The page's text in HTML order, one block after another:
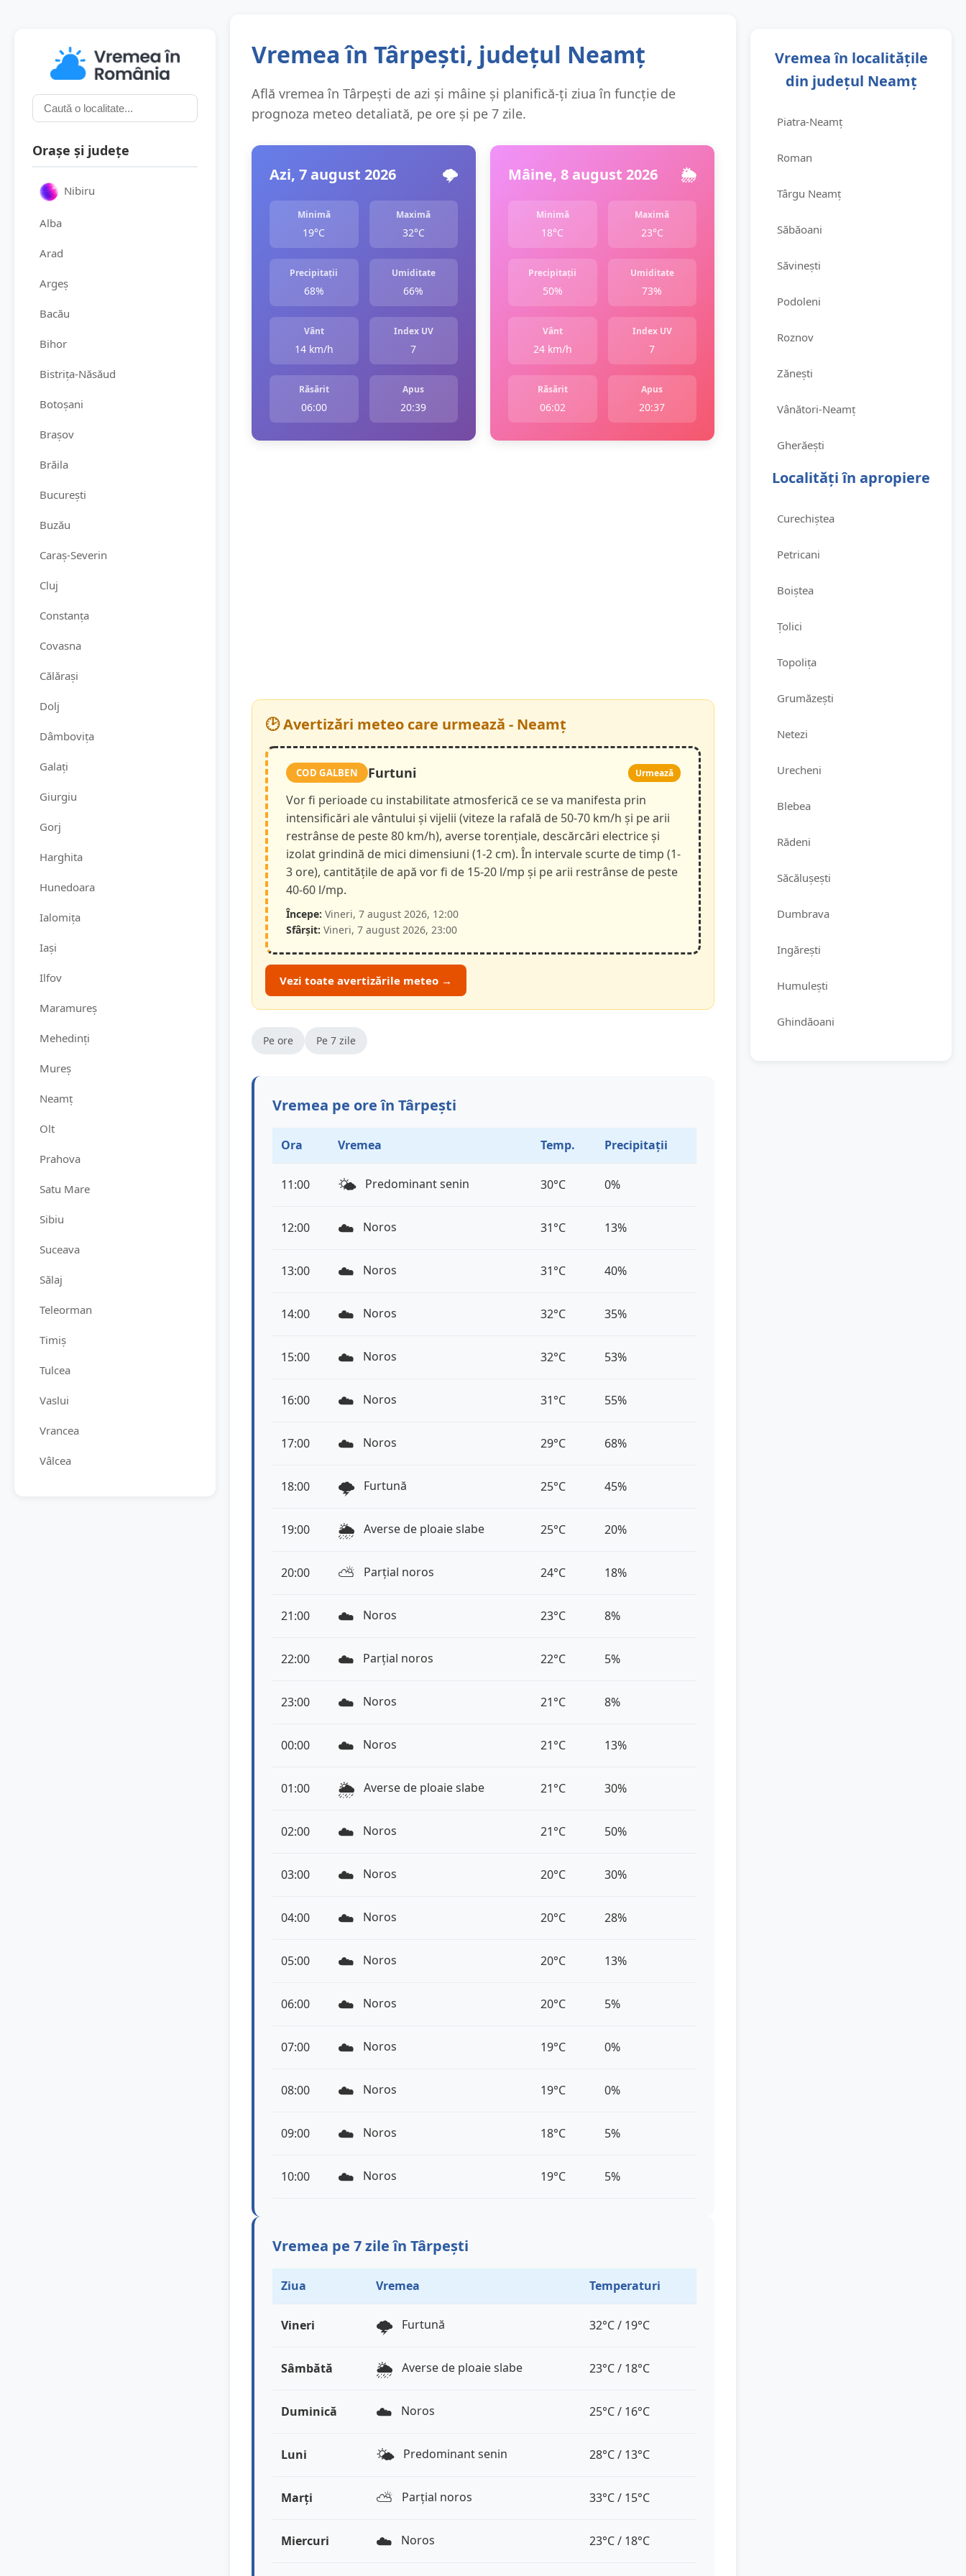
Orașe și județe
Nibiru
Alba
Arad
Argeș
Bacău
Bihor
Bistrița-Năsăud
Botoșani
Brașov
Brăila
București
Buzău
Caraș-Severin
Cluj
Constanța
Covasna
Călărași
Dolj
Dâmbovița
Galați
Giurgiu
Gorj
Harghita
Hunedoara
Ialomița
Iași
Ilfov
Maramureș
Mehedinți
Mureș
Neamț
Olt
Prahova
Satu Mare
Sibiu
Suceava
Sălaj
Teleorman
Timiș
Tulcea
Vaslui
Vrancea
Vâlcea
Vremea în Târpești, județul Neamț
Află vremea în Târpești de azi și mâine și planifică-ți ziua în funcție de
prognoza meteo detaliată, pe ore și pe 7 zile.
Azi, 7 august 2026 🌩️
Minimă
19°C
Maximă
32°C
Precipitații
68%
Umiditate
66%
Vânt
14 km/h
Index UV
7
Răsărit
06:00
Apus
20:39
Mâine, 8 august 2026 🌦️
Minimă
18°C
Maximă
23°C
Precipitații
50%
Umiditate
73%
Vânt
24 km/h
Index UV
7
Răsărit
06:02
Apus
20:37
🕑 Avertizări meteo care urmează - Neamț
COD GALBEN Furtuni Urmează
Vor fi perioade cu instabilitate atmosferică ce se va manifesta prin
intensificări ale vântului și vijelii (viteze la rafală de 50-70 km/h și pe arii
restrânse de peste 80 km/h), averse torențiale, descărcări electrice și
izolat grindină de mici dimensiuni (1-2 cm). În intervale scurte de timp (1-
3 ore), cantitățile de apă vor fi de 15-20 l/mp și pe arii restrânse de peste
40-60 l/mp.
Începe: Vineri, 7 august 2026, 12:00
Sfârșit: Vineri, 7 august 2026, 23:00
Vezi toate avertizările meteo →
Pe ore Pe 7 zile
Vremea pe ore în Târpești
Ora Vremea Temp. Precipitații
11:00 🌤️ Predominant senin 30°C 0%
12:00 ☁️ Noros 31°C 13%
13:00 ☁️ Noros 31°C 40%
14:00 ☁️ Noros 32°C 35%
15:00 ☁️ Noros 32°C 53%
16:00 ☁️ Noros 31°C 55%
17:00 ☁️ Noros 29°C 68%
18:00 🌩️ Furtună 25°C 45%
19:00 🌦️ Averse de ploaie slabe 25°C 20%
20:00 ⛅️ Parțial noros 24°C 18%
21:00 ☁️ Noros 23°C 8%
22:00 ☁️ Parțial noros 22°C 5%
23:00 ☁️ Noros 21°C 8%
00:00 ☁️ Noros 21°C 13%
01:00 🌦️ Averse de ploaie slabe 21°C 30%
02:00 ☁️ Noros 21°C 50%
03:00 ☁️ Noros 20°C 30%
04:00 ☁️ Noros 20°C 28%
05:00 ☁️ Noros 20°C 13%
06:00 ☁️ Noros 20°C 5%
07:00 ☁️ Noros 19°C 0%
08:00 ☁️ Noros 19°C 0%
09:00 ☁️ Noros 18°C 5%
10:00 ☁️ Noros 19°C 5%
Vremea pe 7 zile în Târpești
Ziua Vremea Temperaturi
Vineri 🌩️ Furtună 32°C / 19°C
Sâmbătă 🌦️ Averse de ploaie slabe 23°C / 18°C
Duminică ☁️ Noros 25°C / 16°C
Luni 🌤️ Predominant senin 28°C / 13°C
Marți ⛅️ Parțial noros 33°C / 15°C
Miercuri ☁️ Noros 23°C / 18°C
Vremea în localitățile
din județul Neamț
Piatra-Neamț
Roman
Târgu Neamț
Săbăoani
Săvinești
Podoleni
Roznov
Zănești
Vânători-Neamț
Gherăești
Localități în apropiere
Curechiștea
Petricani
Boiștea
Țolici
Topolița
Grumăzești
Netezi
Urecheni
Blebea
Rădeni
Săcălușești
Dumbrava
Ingărești
Humulești
Ghindăoani